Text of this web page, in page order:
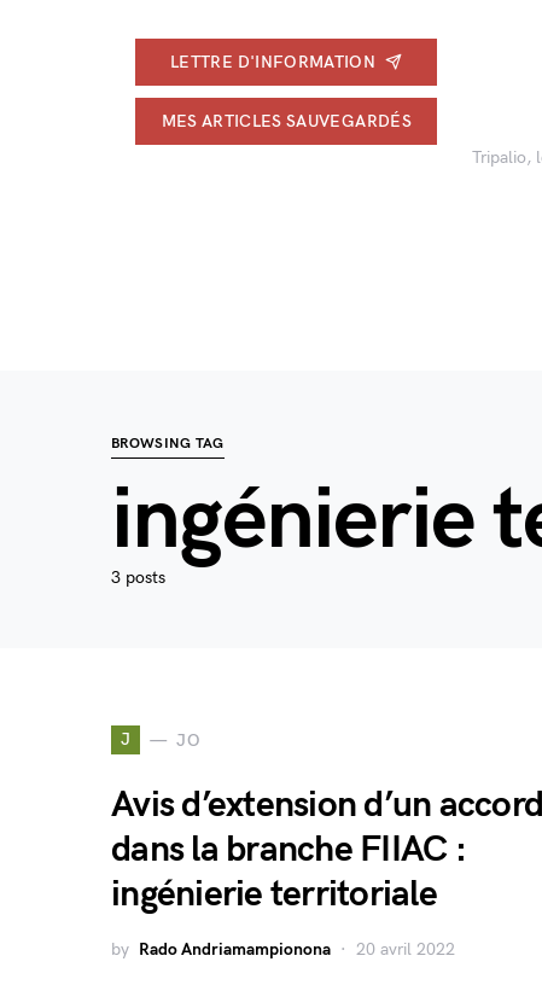
LETTRE D'INFORMATION
MES ARTICLES SAUVEGARDÉS
Tripalio,
BROWSING TAG
ingénierie
3 posts
J JO
Avis d’extension d’un accord
dans la branche FIIAC :
ingénierie territoriale
by Rado Andriamampionona 20 avril 2022